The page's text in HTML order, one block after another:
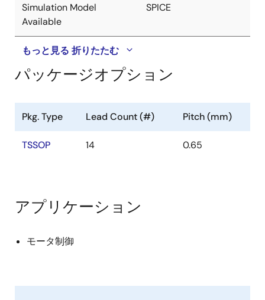
Simulation Model
Available
SPICE
もっと見る 折りたたむ
パッケージオプション
Pkg. Type Lead Count (#) Pitch (mm)
TSSOP 14 0.65
アプリケーション
モータ制御